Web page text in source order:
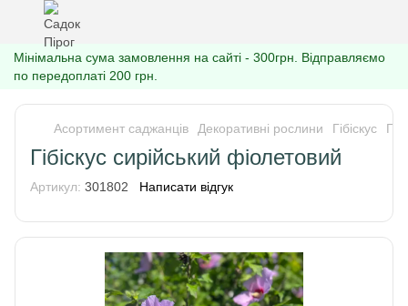
Мінімальна сума замовлення на сайті - 300грн. Відправляємо
по передоплаті 200 грн.
Асортимент саджанців Декоративні рослини Гібіскус
Гібіскус сирійський фіолетовий
Артикул: 301802 Написати відгук